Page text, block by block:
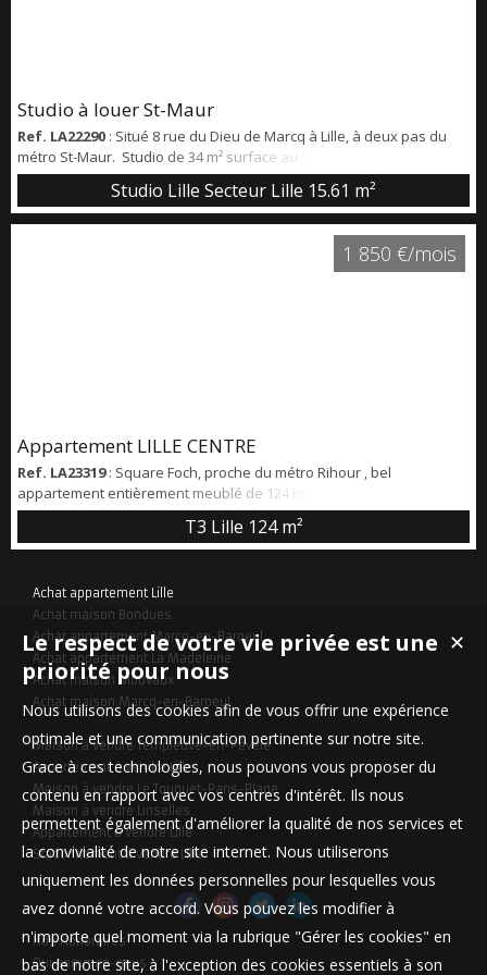
Studio à louer St-Maur
Ref. LA22290 : Situé 8 rue du Dieu de Marcq à Lille, à deux pas du
métro St-Maur. Studio de 34 m² surface au sol (15,6m² loi carrez) au
deuxième étage d'un bâtiment en fond de cour avec une pièce de
vie et sa kitchenette et une salle de bain. NON MEUBLÉ Disponible le
17 août 2026.
Studio Lille Secteur Lille 15.61 m²
Appartement LILLE CENTRE
Ref. LA23319: Square Foch, proche du métro Rihour , bel
appartement entièrement meublé de 124 m2 au coeur d'une
résidence avec ascenseur. Situé au 6ème étage, il dispose d'un
large balcon offrant une vue dégagée sur le square et d'une
exposition sud ouest. Entrée spacieuse de 14,84 m2 avec de
cuisine contemporaine et séparée (entièrement équipé...
T3 Lille 124 m²
1 850 €/mois
Achat appartement Lille
Achat maison Bondues
Achat appartement Marcq-en-Baroeul
Achat appartement La Madeleine
Achat maison Mouvaux
Achat maison Marcq-en-Baroeul
Maison à vendre Templeuve-en-Pévèle
Appartement à vendre Lille
Maison à vendre Le Touquet-Paris-Plage
Maison à vendre Linselles
Appartement à vendre Lille
Stationnement à vendre Lille
Nos Honoraires
Qui sommes-nous
✕
Le respect de votre vie privée est une
priorité pour nous
Nous utilisons des cookies afin de vous offrir une expérience
optimale et une communication pertinente sur notre site.
Grace à ces technologies, nous pouvons vous proposer du
contenu en rapport avec vos centres d'intérêt. Ils nous
permettent également d'améliorer la qualité de nos services et
la convivialité de notre site internet. Nous utiliserons
uniquement les données personnelles pour lesquelles vous
avez donné votre accord. Vous pouvez les modifier à
n'importe quel moment via la rubrique "Gérer les cookies" en
bas de notre site, à l'exception des cookies essentiels à son